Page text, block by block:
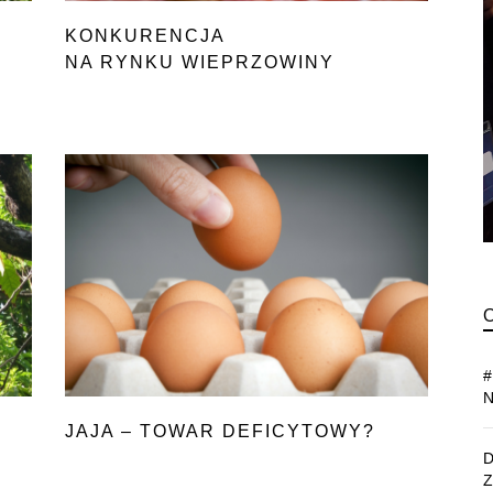
KONKURENCJA
NA RYNKU WIEPRZOWINY
JAJA – TOWAR DEFICYTOWY?